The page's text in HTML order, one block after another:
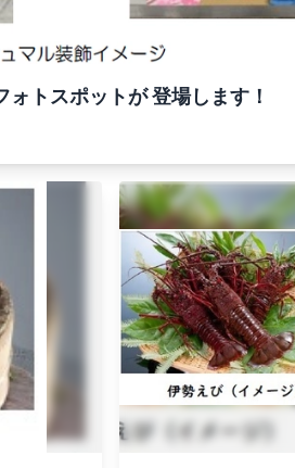
トスポットが 登場します！